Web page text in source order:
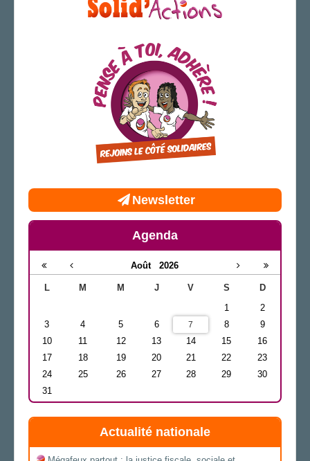
Newsletter
Agenda
Août 2026
L M M J V S
D
1
2
3
4 5 6 7 8
9
10
11 12 13 14 15
16
17
18 19 20 21 22
23
24
25 26 27 28 29
30
31
Actualité nationale